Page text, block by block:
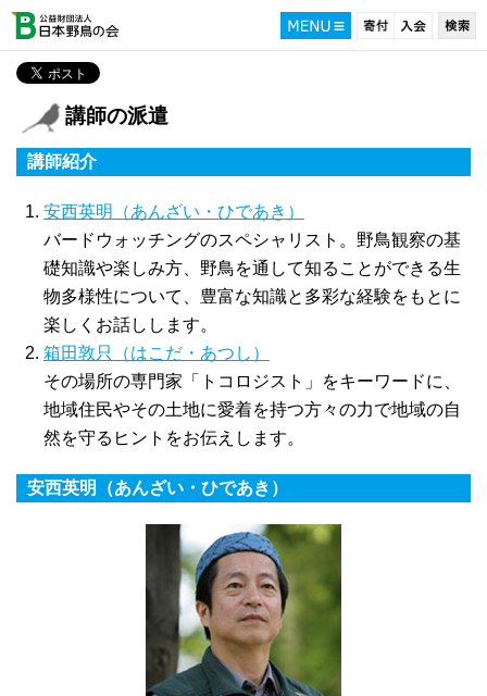
講師の派遣
講師紹介
安西英明（あんざい・ひであき）
バードウォッチングのスペシャリスト。野鳥観察の基
礎知識や楽しみ方、野鳥を通して知ることができる生
物多様性について、豊富な知識と多彩な経験をもとに
楽しくお話しします。
箱田敦只（はこだ・あつし）
その場所の専門家「トコロジスト」をキーワードに、
地域住民やその土地に愛着を持つ方々の力で地域の自
然を守るヒントをお伝えします。
安西英明（あんざい・ひであき）